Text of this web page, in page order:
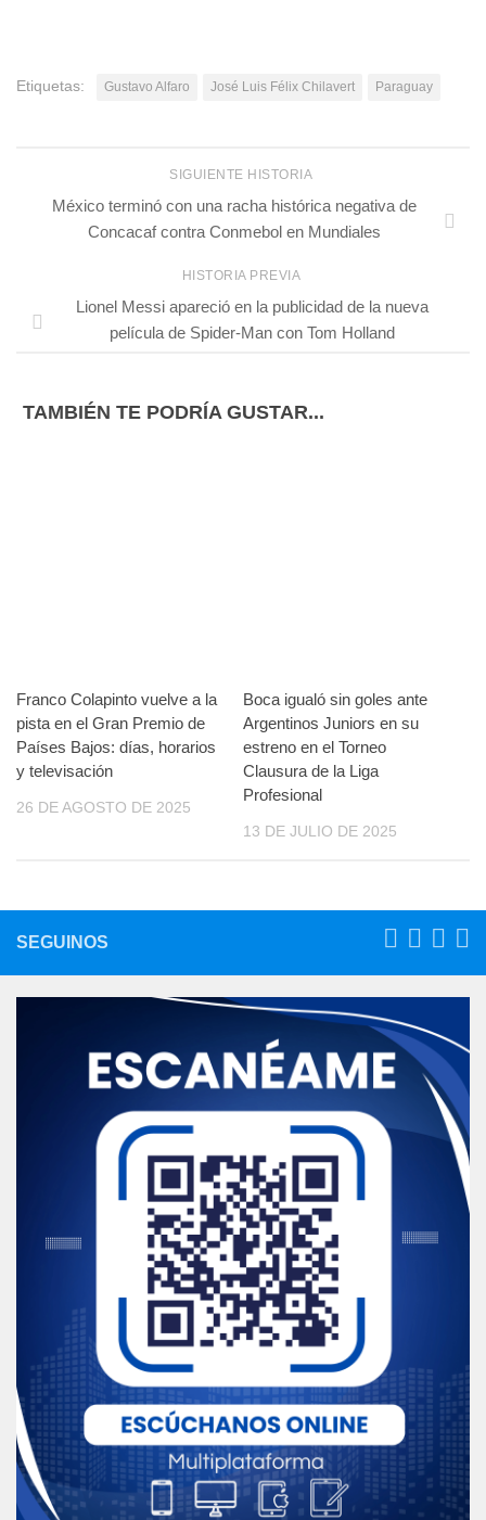
Etiquetas: Gustavo Alfaro José Luis Félix Chilavert Paraguay
SIGUIENTE HISTORIA
México terminó con una racha histórica negativa de
Concacaf contra Conmebol en Mundiales
HISTORIA PREVIA
Lionel Messi apareció en la publicidad de la nueva
película de Spider-Man con Tom Holland
TAMBIÉN TE PODRÍA GUSTAR...
Franco Colapinto vuelve a la
pista en el Gran Premio de
Países Bajos: días, horarios
y televisación
26 DE AGOSTO DE 2025
Boca igualó sin goles ante
Argentinos Juniors en su
estreno en el Torneo
Clausura de la Liga
Profesional
13 DE JULIO DE 2025
SEGUINOS